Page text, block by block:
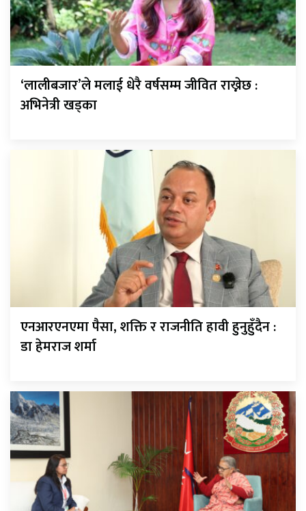
‘लालीबजार’ले मलाई धेरै वर्षसम्म जीवित राख्नेछ :
अभिनेत्री खड्का
एनआरएनएमा पैसा, शक्ति र राजनीति हावी हुनुहुँदैन :
डा हेमराज शर्मा